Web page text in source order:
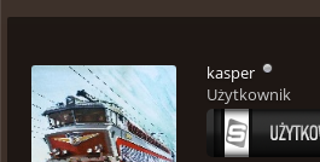
kasper
Użytkownik